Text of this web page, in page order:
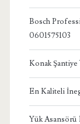
Bosch
0601575103
Konak
En Kaliteli
Yük Asansörü